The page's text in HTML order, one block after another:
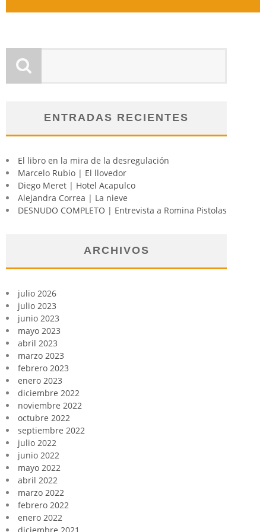
ENTRADAS RECIENTES
El libro en la mira de la desregulación
Marcelo Rubio | El llovedor
Diego Meret | Hotel Acapulco
Alejandra Correa | La nieve
DESNUDO COMPLETO | Entrevista a Romina Pistolas
ARCHIVOS
julio 2026
julio 2023
junio 2023
mayo 2023
abril 2023
marzo 2023
febrero 2023
enero 2023
diciembre 2022
noviembre 2022
octubre 2022
septiembre 2022
julio 2022
junio 2022
mayo 2022
abril 2022
marzo 2022
febrero 2022
enero 2022